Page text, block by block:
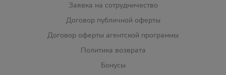
Заявка на сотрудничество
Договор публичной оферты
Договор оферты агентской программы
Политика возврата
Бонусы